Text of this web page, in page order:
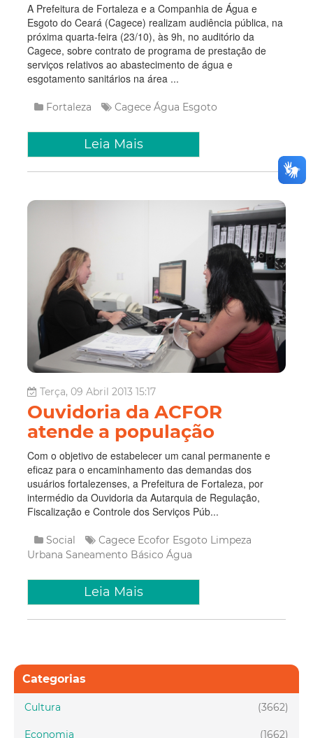
A Prefeitura de Fortaleza e a Companhia de Água e
Esgoto do Ceará (Cagece) realizam audiência pública, na
próxima quarta-feira (23/10), às 9h, no auditório da
Cagece, sobre contrato de programa de prestação de
serviços relativos ao abastecimento de água e
esgotamento sanitários na área ...
Fortaleza Cagece Água Esgoto
Leia Mais
Terça, 09 Abril 2013 15:17
Ouvidoria da ACFOR
atende a população
Com o objetivo de estabelecer um canal permanente e
eficaz para o encaminhamento das demandas dos
usuários fortalezenses, a Prefeitura de Fortaleza, por
intermédio da Ouvidoria da Autarquia de Regulação,
Fiscalização e Controle dos Serviços Púb...
Social Cagece Ecofor Esgoto Limpeza
Urbana Saneamento Básico Água
Leia Mais
Categorias
(3662)
Cultura
(1662)
Economia